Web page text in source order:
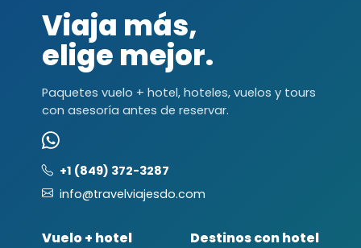
Viaja más,
elige mejor.
Paquetes vuelo + hotel, hoteles, vuelos y tours
con asesoría antes de reservar.
+1 (849) 372-3287
info@travelviajesdo.com
Vuelo + hotel Destinos con hotel